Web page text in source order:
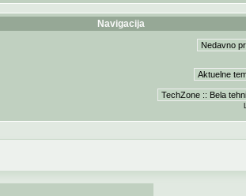
Navigacija